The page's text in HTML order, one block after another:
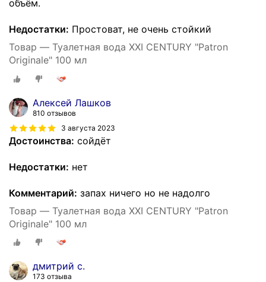
объём.
Недостатки: Простоват, не очень стойкий
Товар — Туалетная вода XXI CENTURY "Patron
Originale" 100 мл
Алексей Лашков
810 отзывов
3 августа 2023
Достоинства: сойдëт
Недостатки: нет
Комментарий: запах ничего но не надолго
Товар — Туалетная вода XXI CENTURY "Patron
Originale" 100 мл
дмитрий с.
173 отзыва